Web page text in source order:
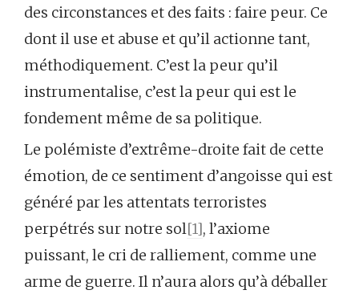
des circonstances et des faits : faire peur. Ce
dont il use et abuse et qu’il actionne tant,
méthodiquement. C’est la peur qu’il
instrumentalise, c’est la peur qui est le
fondement même de sa politique.
Le polémiste d’extrême-droite fait de cette
émotion, de ce sentiment d’angoisse qui est
généré par les attentats terroristes
perpétrés sur notre sol[1], l’axiome
puissant, le cri de ralliement, comme une
arme de guerre. Il n’aura alors qu’à déballer